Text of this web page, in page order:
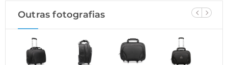
Outras fotografias